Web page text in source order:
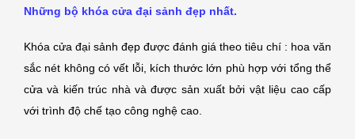
Những bộ khóa cửa đại sảnh đẹp nhất.
Khóa cửa đại sảnh đẹp được đánh giá theo tiêu chí : hoa văn
sắc nét không có vết lỗi, kích thước lớn phù hợp với tổng thể
cửa và kiến trúc nhà và được sản xuất bởi vật liệu cao cấp
với trình độ chế tạo công nghệ cao.